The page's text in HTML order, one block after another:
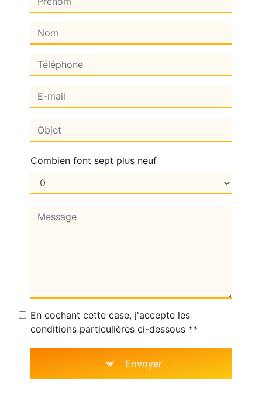
Combien font sept plus neuf
En cochant cette case, j'accepte les
conditions particulières ci-dessous **
Envoyer